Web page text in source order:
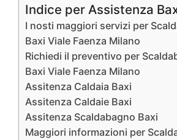
Indice per Assistenza
I nosti maggiori servizi per
Baxi Viale Faenza Milano
Richiedi il preventivo per
Baxi Viale Faenza Milano
Assitenza Caldaia Baxi
Assitenza Caldaie Baxi
Assitenza Scaldabagno Baxi
Maggiori informazioni per